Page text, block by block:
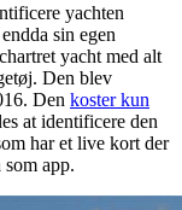
yachten
sin egen
yacht med alt
Den blev
Den koster kun
at identificere den
har et live kort der
app.